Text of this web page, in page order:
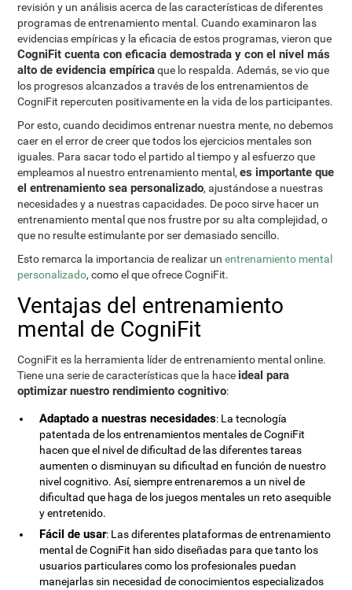
revisión y un análisis acerca de las características de diferentes
programas de entrenamiento mental. Cuando examinaron las
evidencias empíricas y la eficacia de estos programas, vieron que
CogniFit cuenta con eficacia demostrada y con el nivel más
alto de evidencia empíricaque lo respalda. Además, se vio que
los progresos alcanzados a través de los entrenamientos de
CogniFit repercuten positivamente en la vida de los participantes.
Por esto, cuando decidimos entrenar nuestra mente, no debemos
caer en el error de creer que todos los ejercicios mentales son
iguales. Para sacar todo el partido al tiempo y al esfuerzo que
empleamos al nuestro entrenamiento mental,es importante que
el entrenamiento sea personalizado, ajustándose a nuestras
necesidades y a nuestras capacidades. De poco sirve hacer un
entrenamiento mental que nos frustre por su alta complejidad, o
que no resulte estimulante por ser demasiado sencillo.
Esto remarca la importancia de realizar unentrenamiento mental
personalizado, como el que ofrece CogniFit.
Ventajas del entrenamiento
mental de CogniFit
CogniFit es la herramienta líder de entrenamiento mental online.
Tiene una serie de características que la hace ideal para
optimizar nuestro rendimiento cognitivo:
Adaptado a nuestras necesidades: La tecnología
patentada de los entrenamientos mentales de CogniFit
hacen que el nivel de dificultad de las diferentes tareas
aumenten o disminuyan su dificultad en función de nuestro
nivel cognitivo. Así, siempre entrenaremos a un nivel de
dificultad que haga de los juegos mentales un reto asequible
y entretenido.
Fácil de usar: Las diferentes plataformas de entrenamiento
mental de CogniFit han sido diseñadas para que tanto los
usuarios particulares como los profesionales puedan
manejarlas sin necesidad de conocimientos especializados